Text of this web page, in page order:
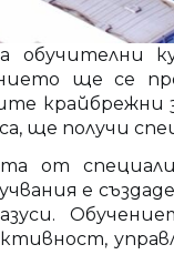
ще се
ще получи
от
е